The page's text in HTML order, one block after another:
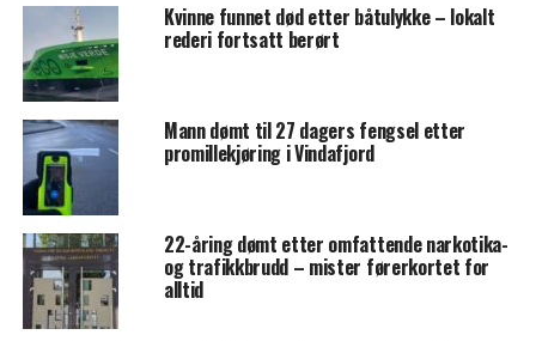
Kvinne funnet død etter båtulykke – lokalt
rederi fortsatt berørt
Mann dømt til 27 dagers fengsel etter
promillekjøring i Vindafjord
22-åring dømt etter omfattende narkotika-
og trafikkbrudd – mister førerkortet for
alltid